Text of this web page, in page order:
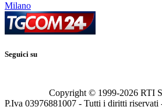
Milano
Seguici su
Copyright © 1999-2026 RTI
P.Iva 03976881007 - Tutti i diritti riservati